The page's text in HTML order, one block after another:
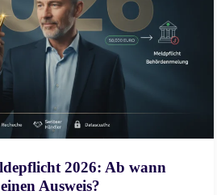
2026: Ab wann
Ausweis?